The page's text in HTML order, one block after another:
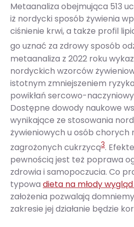
Metaanaliza obejmująca 513
iż nordycki sposób żywienia
ciśnienie krwi, a także profil
go uznać za zdrowy sposób
metaanaliza z 2022 roku
nordyckich wzorców
istotnym zmniejszeniem
powikłań sercowo-
Dostępne dowody naukowe
wynikające ze stosowania
żywieniowych u osób chorych
zagrożonych cukrzycą3.
pewnością jest też poprawa
zdrowia i samopoczucia. Co
typowa dieta na młody
założenia pozwalają
zakresie jej działanie będzie